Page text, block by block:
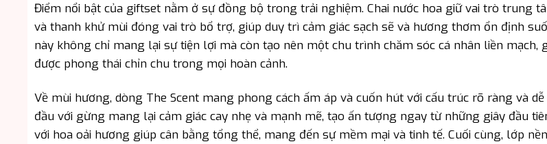
Điểm nổi bật của giftset nằm ở sự đồng bộ trong trải nghiệm. Chai nước hoa giữ vai trò trung
và thanh khử mùi đóng vai trò bổ trợ, giúp duy trì cảm giác sạch sẽ và hương thơm ổn định
này không chỉ mang lại sự tiện lợi mà còn tạo nên một chu trình chăm sóc cá nhân liền mạch,
được phong thái chỉn chu trong mọi hoàn cảnh.
Về mùi hương, dòng The Scent mang phong cách ấm áp và cuốn hút với cấu trúc rõ ràng và dễ
đầu với gừng mang lại cảm giác cay nhẹ và mạnh mẽ, tạo ấn tượng ngay từ những giây đầu
với hoa oải hương giúp cân bằng tổng thể, mang đến sự mềm mại và tinh tế. Cuối cùng, lớp